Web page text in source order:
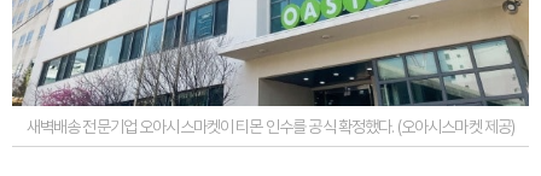
새벽배송 전문기업 오아시스마켓이 티몬 인수를 공식 확정했다. (오아시스마켓 제공)